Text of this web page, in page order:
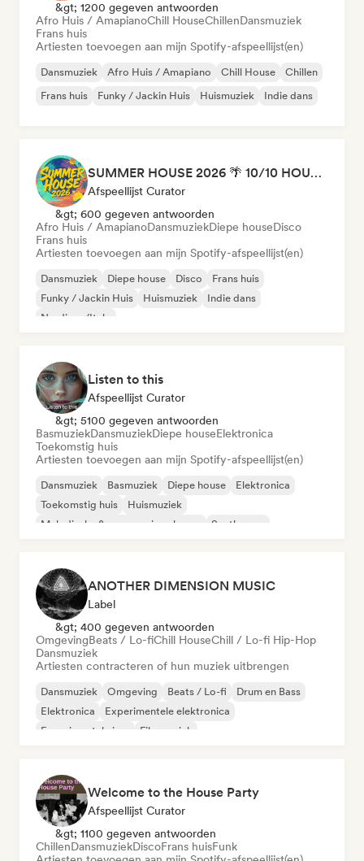
&gt; 1200 gegeven antwoorden
Afro Huis / AmapianoChill HouseChillenDansmuziek
Frans huis
Artiesten toevoegen aan mijn Spotify-afspeellijst(en)
Dansmuziek Afro Huis / Amapiano Chill House
Chillen
Frans huis
Funky / Jackin Huis Huismuziek Indie dans
SUMMER HOUSE 2026 🌴 10/10 HOUSE BANGERS
Afspeellijst Curator
&gt; 600 gegeven antwoorden
Afro Huis / AmapianoDansmuziekDiepe houseDisco
Frans huis
Artiesten toevoegen aan mijn Spotify-afspeellijst(en)
Dansmuziek Diepe house Disco
Frans huis
Funky / Jackin Huis
Huismuziek
Indie dans
Nu-disco/Italo
Listen to this
Afspeellijst Curator
&gt; 5100 gegeven antwoorden
BasmuziekDansmuziekDiepe houseElektronica
Toekomstig huis
Artiesten toevoegen aan mijn Spotify-afspeellijst(en)
Dansmuziek Basmuziek Diepe house
Elektronica
Toekomstig huis
Huismuziek
Melodische & progressieve house
Synthwave
ANOTHER DIMENSION MUSIC
Label
&gt; 400 gegeven antwoorden
OmgevingBeats / Lo-fiChill HouseChill / Lo-fi Hip-Hop
Dansmuziek
Artiesten contracteren of hun muziek uitbrengen
Dansmuziek Omgeving Beats / Lo-fi
Drum en Bass
Elektronica
Experimentele elektronica
Experimentele jazz
Filmmuziek
Welcome to the House Party
Afspeellijst Curator
&gt; 1100 gegeven antwoorden
ChillenDansmuziekDiscoFrans huisFunk